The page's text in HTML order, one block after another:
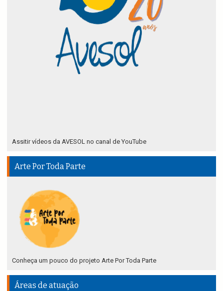
Assitir vídeos da AVESOL no canal de YouTube
Arte Por Toda Parte
Conheça um pouco do projeto Arte Por Toda Parte
Áreas de atuação